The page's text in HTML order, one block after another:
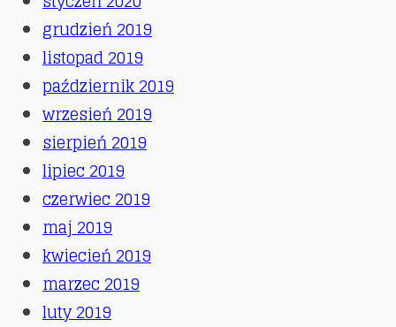
grudzień 2019
listopad 2019
październik 2019
wrzesień 2019
sierpień 2019
lipiec 2019
czerwiec 2019
maj 2019
kwiecień 2019
marzec 2019
luty 2019